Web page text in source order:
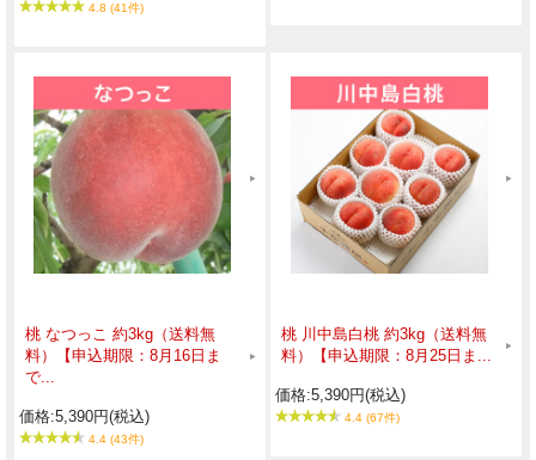
4.8 (41件)
桃 なつっこ 約3kg（送料無
料）【申込期限：8月16日ま
で...
価格:5,390円(税込)
4.4 (43件)
桃 川中島白桃 約3kg（送料無
料）【申込期限：8月25日ま...
価格:5,390円(税込)
4.4 (67件)